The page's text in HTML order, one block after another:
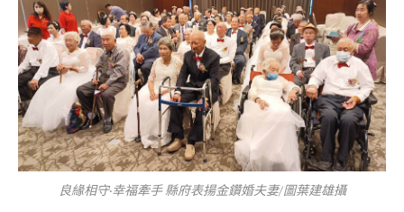
良緣相守·幸福牽手 縣府表揚金鑽婚夫妻/圖葉建雄攝